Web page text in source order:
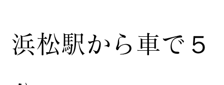
浜松駅から車で５